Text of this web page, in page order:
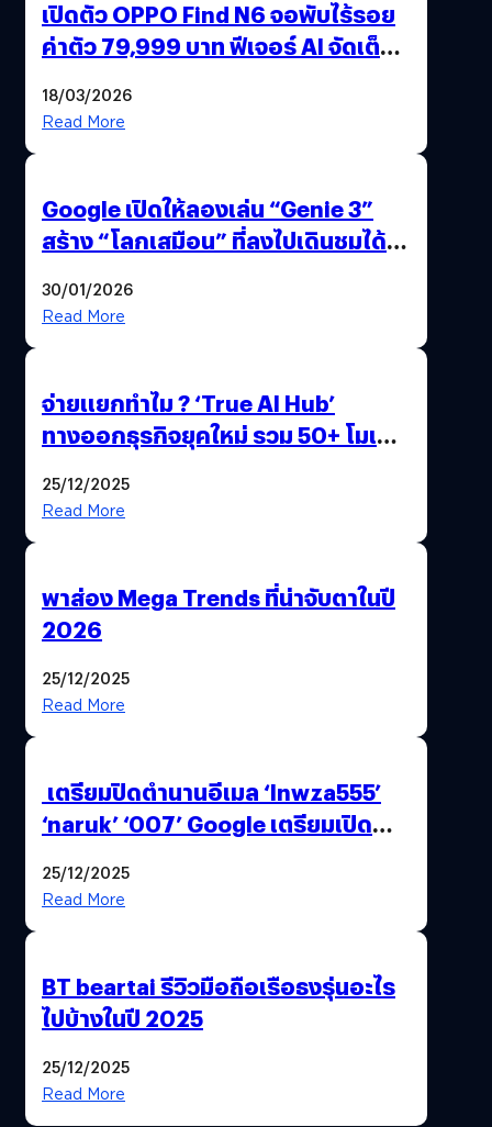
เปิดตัว OPPO Find N6 จอพับไร้รอย
ค่าตัว 79,999 บาท ฟีเจอร์ AI จัดเต็ม
18/03/2026
Read More
Google เปิดให้ลองเล่น “Genie 3”
สร้าง “โลกเสมือน” ที่ลงไปเดินชมได้
30/01/2026
Read More
จ่ายแยกทำไม ? ‘True AI Hub’
ทางออกธุรกิจยุคใหม่ รวม 50+ โมเดล
25/12/2025
Read More
พาส่อง Mega Trends ที่น่าจับตาในปี
2026
25/12/2025
Read More
เตรียมปิดตำนานอีเมล ‘lnwza555’
‘naruk’ ‘007’ Google เตรียมเปิด
25/12/2025
Read More
BT beartai รีวิวมือถือเรือธงรุ่นอะไร
ไปบ้างในปี 2025
25/12/2025
Read More